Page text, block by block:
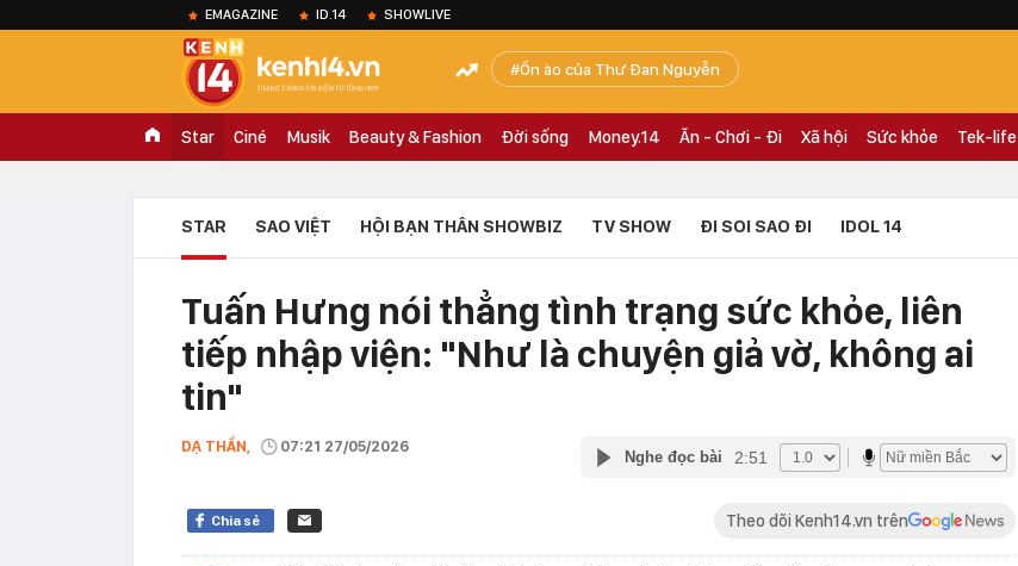
EMAGAZINE ID.14 SHOWLIVE
Ồn ào của Thư Đan Nguyễn
Star Ciné Musik Beauty & Fashion Đời sống Money.14 Ăn - Chơi - Đi Xã hội Sức khỏe Tek-life
STAR SAO VIỆT HỘI BẠN THÂN SHOWBIZ TV SHOW ĐI SOI SAO ĐI IDOL 14
Tuấn Hưng nói thẳng tình trạng sức khỏe, liên
tiếp nhập viện: "Như là chuyện giả vờ, không ai
tin"
DẠ THẦN, 07:21 27/05/2026
Nghe đọc bài 2:51
Chia sẻ Theo dõi Kenh14.vn trên